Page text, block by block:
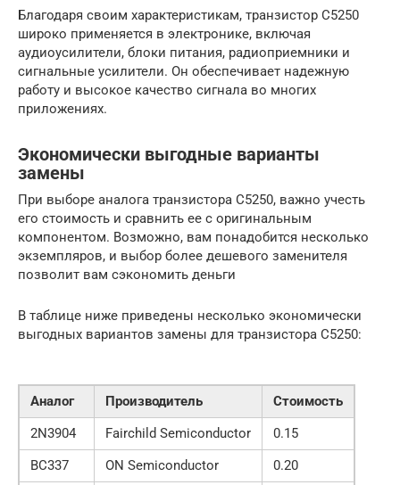
Благодаря своим характеристикам, транзистор C5250
широко применяется в электронике, включая
аудиоусилители, блоки питания, радиоприемники и
сигнальные усилители. Он обеспечивает надежную
работу и высокое качество сигнала во многих
приложениях.
Экономически выгодные варианты
замены
При выборе аналога транзистора С5250, важно учесть
его стоимость и сравнить ее с оригинальным
компонентом. Возможно, вам понадобится несколько
экземпляров, и выбор более дешевого заменителя
позволит вам сэкономить деньги
В таблице ниже приведены несколько экономически
выгодных вариантов замены для транзистора С5250:
Аналог Производитель
Стоимость
2N3904
Fairchild Semiconductor
0.15
BC337
ON Semiconductor
0.20